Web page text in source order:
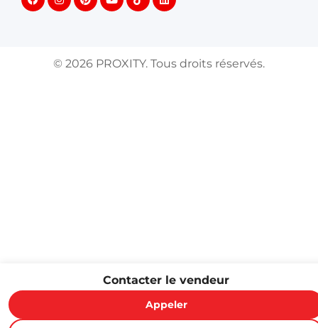
Contacter le vendeur
Appeler
© 2026 PROXITY. Tous droits réservés.